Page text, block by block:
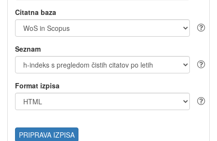
Citatna baza
Seznam
Format izpisa
PRIPRAVA IZPISA